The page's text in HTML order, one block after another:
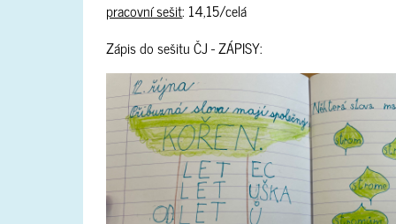
pracovní sešit: 14,15/celá
Zápis do sešitu ČJ - ZÁPISY: